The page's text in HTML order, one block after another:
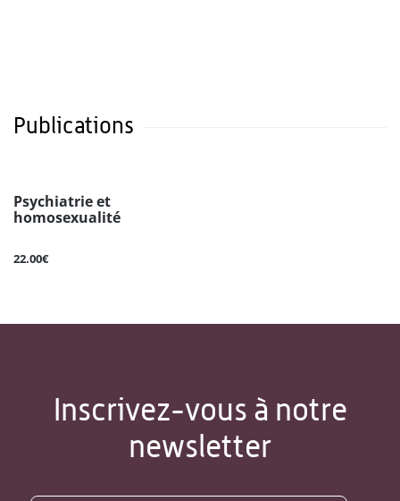
Publications
Psychiatrie et
homosexualité
22.00€
Inscrivez-vous à notre
newsletter